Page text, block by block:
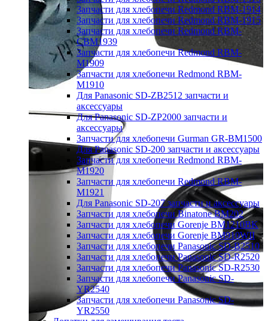
Запчасти для хлебопечи Redmond RBM-1914
Запчасти для хлебопечи Redmond RBM-1915
Запчасти для хлебопечи Redmond RBM-
CBM1939
Запчасти для хлебопечи Redmond RBM-
M1909
Запчасти для хлебопечи Redmond RBM-
M1910
Для Panasonic SD-ZB2512 запчасти и
аксессуары
Для Panasonic SD-ZP2000 запчасти и
аксессуары
Запчасти для хлебопечи Gurman GR-BM1500
Для Panasonic SD-200 запчасти и аксессуары
Запчасти для хлебопечи Redmond RBM-
M1920
Запчасти для хлебопечи Redmond RBM-
M1921
Для Panasonic SD-207 запчасти и аксессуары
Запчасти для хлебопечи Binatone BM202
Запчасти для хлебопечи Gorenje BM1210BK
Запчасти для хлебопечи Gorenje BM910WII
Запчасти для хлебопечи Panasonic SD-B2510
Запчасти для хлебопечи Panasonic SD-R2520
Запчасти для хлебопечи Panasonic SD-R2530
Запчасти для хлебопечи Panasonic SD-
YR2540
Запчасти для хлебопечи Panasonic SD-
YR2550